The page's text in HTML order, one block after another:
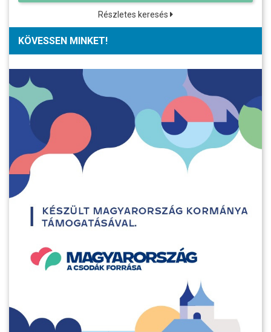
Részletes keresés
KÖVESSEN MINKET!